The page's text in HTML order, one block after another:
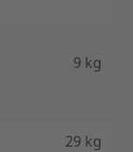
9 kg
29 kg